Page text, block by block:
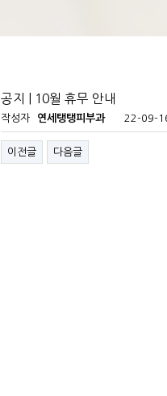
공지 | 10월 휴무 안내
작성자 연세탱탱피부과 22-09-
이전글 다음글